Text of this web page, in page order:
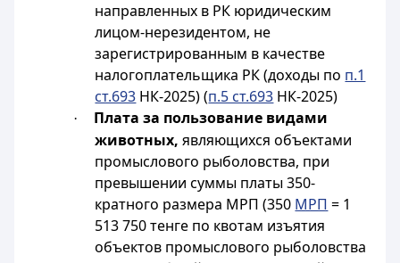
направленных в РК юридическим
лицом-нерезидентом, не
зарегистрированным в качестве
налогоплательщика РК (доходы по п.1
ст.693 НК-2025) (п.5 ст.693 НК-2025)
·
Плата за пользование видами
животных,являющихся объектами
промыслового рыболовства, при
превышении суммы платы 350-
кратного размера МРП (350 МРП = 1
513 750 тенге по квотам изъятия
объектов промыслового рыболовства